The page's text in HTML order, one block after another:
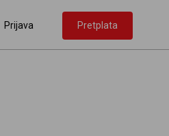
Prijava Pretplata